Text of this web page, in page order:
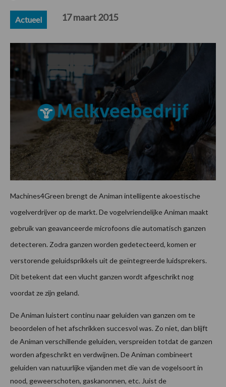
Actueel 17 maart 2015
Machines4Green brengt de Animan intelligente akoestische
vogelverdrijver op de markt. De vogelvriendelijke Animan maakt
gebruik van geavanceerde microfoons die automatisch ganzen
detecteren. Zodra ganzen worden gedetecteerd, komen er
verstorende geluidsprikkels uit de geïntegreerde luidsprekers.
Dit betekent dat een vlucht ganzen wordt afgeschrikt nog
voordat ze zijn geland.
De Animan luistert continu naar geluiden van ganzen om te
beoordelen of het afschrikken succesvol was. Zo niet, dan blijft
de Animan verschillende geluiden, verspreiden totdat de ganzen
worden afgeschrikt en verdwijnen. De Animan combineert
geluiden van natuurlijke vijanden met die van de vogelsoort in
nood, geweerschoten, gaskanonnen, etc. Juist de